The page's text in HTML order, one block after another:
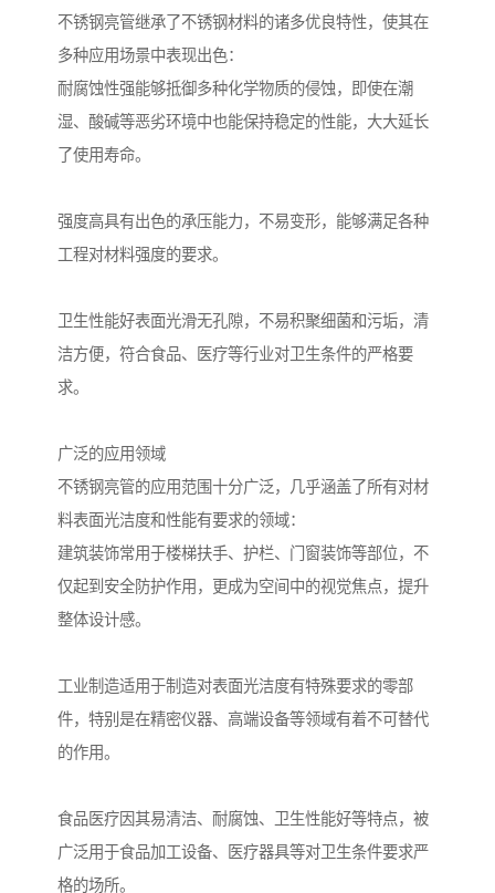
不锈钢亮管继承了不锈钢材料的诸多优良特性，使其在
多种应用场景中表现出色：
耐腐蚀性强能够抵御多种化学物质的侵蚀，即使在潮
湿、酸碱等恶劣环境中也能保持稳定的性能，大大延长
了使用寿命。
强度高具有出色的承压能力，不易变形，能够满足各种
工程对材料强度的要求。
卫生性能好表面光滑无孔隙，不易积聚细菌和污垢，清
洁方便，符合食品、医疗等行业对卫生条件的严格要
求。
广泛的应用领域
不锈钢亮管的应用范围十分广泛，几乎涵盖了所有对材
料表面光洁度和性能有要求的领域：
建筑装饰常用于楼梯扶手、护栏、门窗装饰等部位，不
仅起到安全防护作用，更成为空间中的视觉焦点，提升
整体设计感。
工业制造适用于制造对表面光洁度有特殊要求的零部
件，特别是在精密仪器、高端设备等领域有着不可替代
的作用。
食品医疗因其易清洁、耐腐蚀、卫生性能好等特点，被
广泛用于食品加工设备、医疗器具等对卫生条件要求严
格的场所。